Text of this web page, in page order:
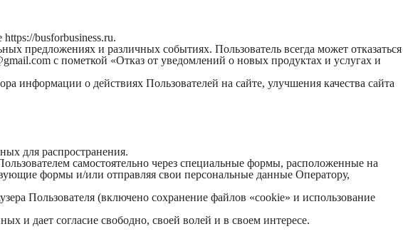
busforbusiness.ru.
предложениях и различных событиях. Пользователь всегда может отказаться
с пометкой «Отказ от уведомлений о новых продуктах и услугах и
информации о действиях Пользователей на сайте, улучшения качества сайта
для распространения.
самостоятельно через специальные формы, расположенные на
формы и/или отправляя свои персональные данные Оператору,
Пользователя (включено сохранение файлов «cookie» и использование
и дает согласие свободно, своей волей и в своем интересе.